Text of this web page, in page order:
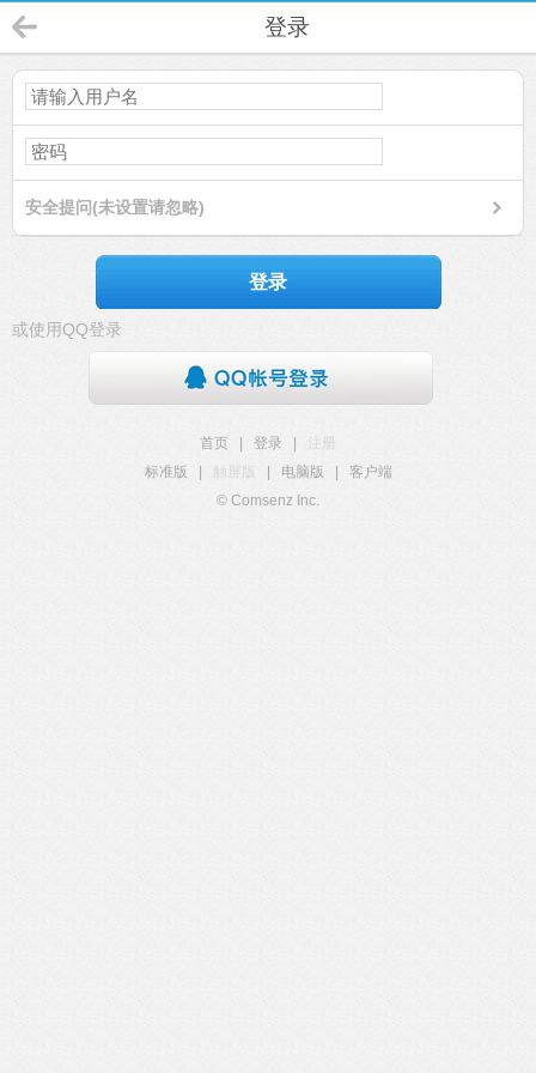
登录
安全提问(未设置请忽略)
登录
或使用QQ登录
首页 登录
注册
标准版
触屏版 电脑版
客户端
© Comsenz Inc.